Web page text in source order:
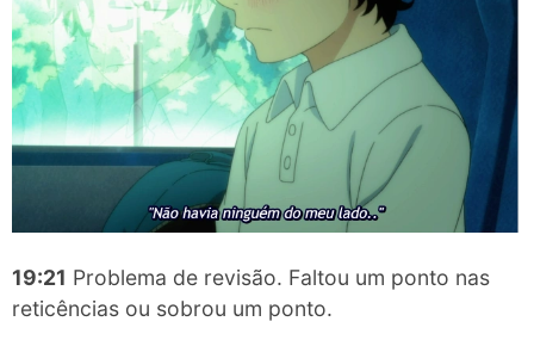
19:21 Problema de revisão. Faltou um ponto nas
reticências ou sobrou um ponto.